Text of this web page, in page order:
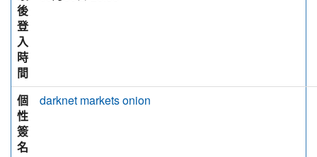
後
登
入
時
間
個
性
簽
名
darknet markets onion